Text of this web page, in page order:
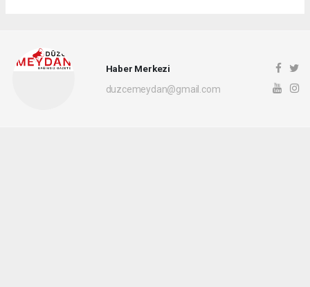
Haber Merkezi
duzcemeydan@gmail.com